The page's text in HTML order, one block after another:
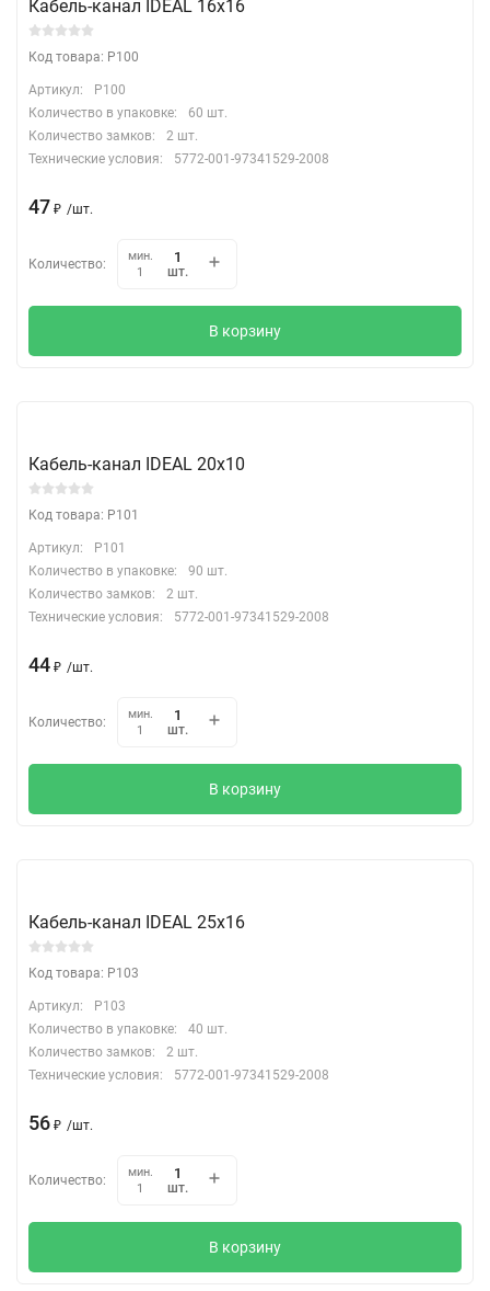
Кабель-канал IDEAL 16х16
Код товара: P100
Артикул:
P100
Количество в упаковке:
60 шт.
Количество замков:
2 шт.
Технические условия:
5772-001-97341529-2008
47 ₽ /шт.
Количество:
мин.
1
шт.
В корзину
Кабель-канал IDEAL 20х10
Код товара: P101
Артикул:
P101
Количество в упаковке:
90 шт.
Количество замков:
2 шт.
Технические условия:
5772-001-97341529-2008
44 ₽ /шт.
Количество:
мин.
1
шт.
В корзину
Кабель-канал IDEAL 25х16
Код товара: P103
Артикул:
P103
Количество в упаковке:
40 шт.
Количество замков:
2 шт.
Технические условия:
5772-001-97341529-2008
56 ₽ /шт.
Количество:
мин.
1
шт.
В корзину